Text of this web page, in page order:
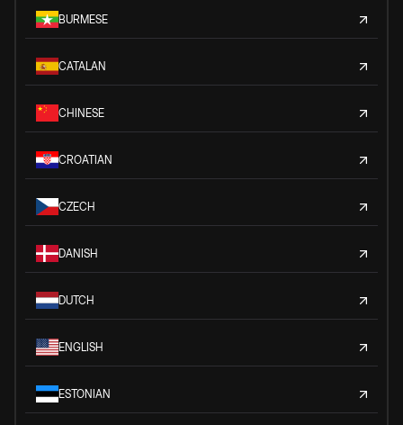
BURMESE
CATALAN
CHINESE
CROATIAN
CZECH
DANISH
DUTCH
ENGLISH
ESTONIAN